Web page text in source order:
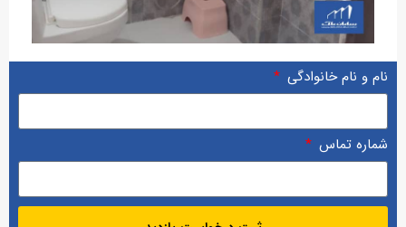
نام و نام خانوادگی
شماره تماس